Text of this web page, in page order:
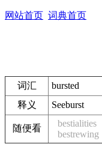
网站首页 词典首页
词汇
bursted
释义
Seeburst
随便看 bestialities
bestrewing